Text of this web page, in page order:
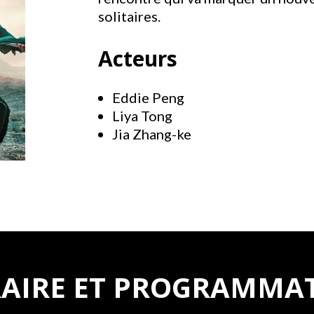
solitaires.
Acteurs
Eddie Peng
Liya Tong
Jia Zhang-ke
ET